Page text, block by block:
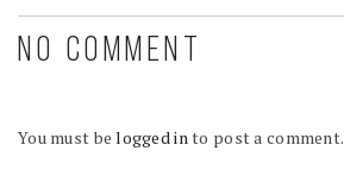
NO COMMENT
You must belogged into post a comment.